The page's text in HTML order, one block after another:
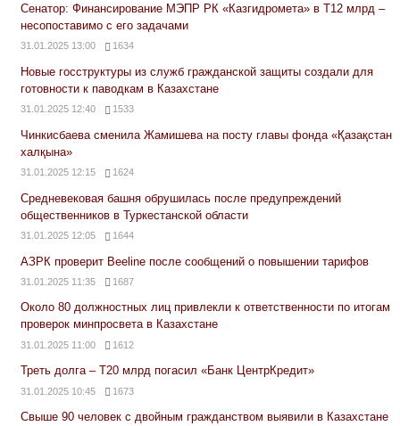
Сенатор: Финансирование МЭПР РК «Казгидромета» в Т12 млрд –
несопоставимо с его задачами
31.01.2025 13:00 1634
Новые госструктуры из служб гражданской защиты создали для
готовности к паводкам в Казахстане
31.01.2025 12:40 1533
Чинкисбаева сменила Жамишева на посту главы фонда «Қазақстан
халқына»
31.01.2025 12:15 1624
Средневековая башня обрушилась после предупреждений
общественников в Туркестанской области
31.01.2025 12:05 1644
АЗРК проверит Beeline после сообщений о повышении тарифов
31.01.2025 11:35 1687
Около 80 должностных лиц привлекли к ответственности по итогам
проверок минпросвета в Казахстане
31.01.2025 11:00 1612
Треть долга – Т20 млрд погасил «Банк ЦентрКредит»
31.01.2025 10:45 1673
Свыше 90 человек с двойным гражданством выявили в Казахстане